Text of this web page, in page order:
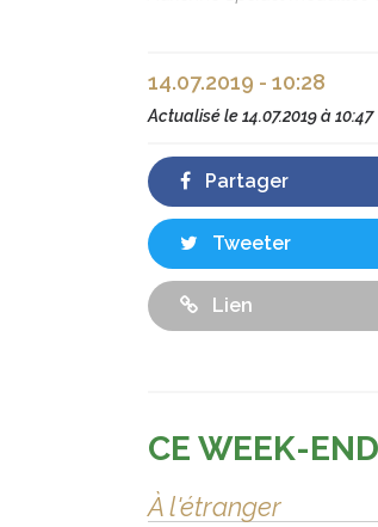
14.07.2019 - 10:28
Actualisé le14.07.2019 à 10:47
Partager
Tweeter
Lien
CE WEEK-END
À l'étranger